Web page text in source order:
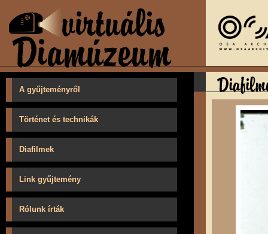
A gyűjteményről
Történet és technikák
Diafilmek
Link gyűjtemény
Rólunk írták